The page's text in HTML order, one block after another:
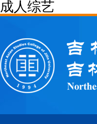
成人综艺